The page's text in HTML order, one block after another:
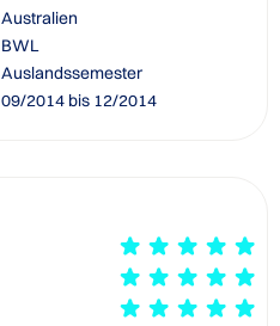
Australien
BWL
Auslandssemester
09/2014 bis 12/2014